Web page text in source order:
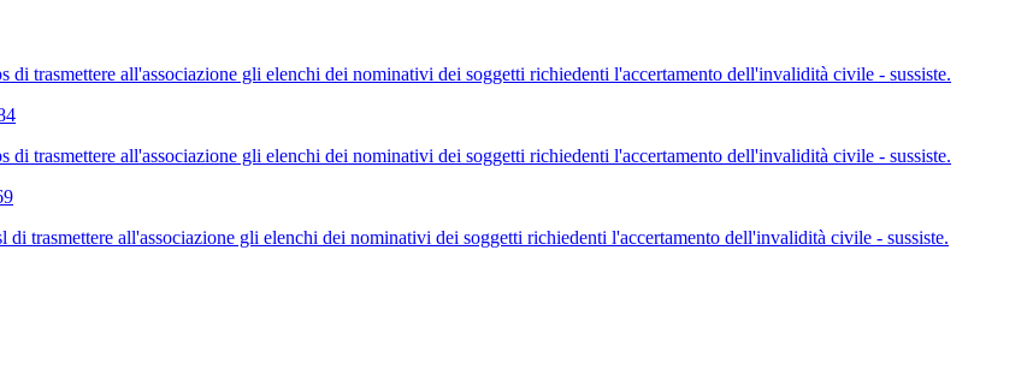
trasmettere all'associazione gli elenchi dei nominativi dei soggetti richiedenti l'accertamento dell'invalidità civile - sussiste.
trasmettere all'associazione gli elenchi dei nominativi dei soggetti richiedenti l'accertamento dell'invalidità civile - sussiste.
all'associazione gli elenchi dei nominativi dei soggetti richiedenti l'accertamento dell'invalidità civile - sussiste.